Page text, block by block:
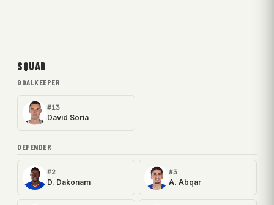
SQUAD
GOALKEEPER
#13
David Soria
DEFENDER
#2
D. Dakonam
#3
A. Abqar